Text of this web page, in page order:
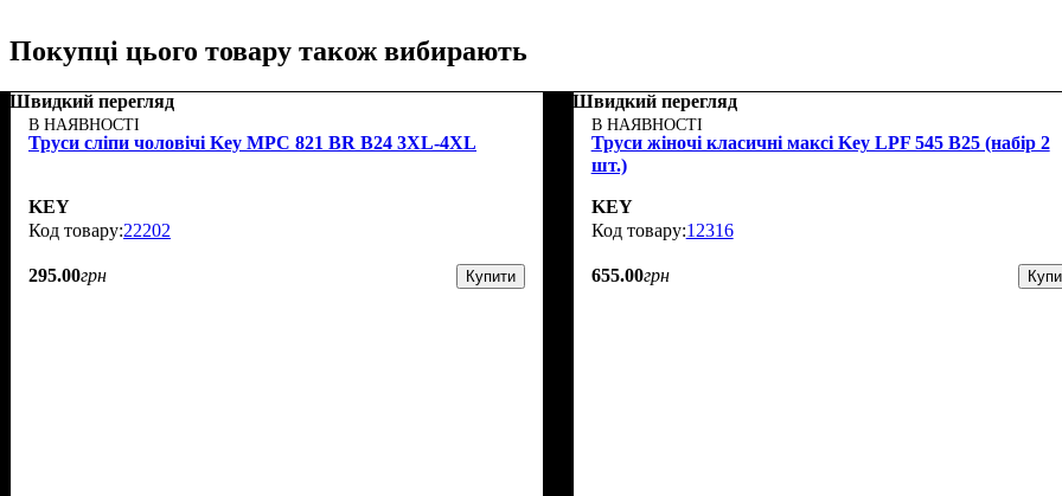
Покупці цього товару також вибирають
Швидкий перегляд
В НАЯВНОСТІ
Труси сліпи чоловічі Key MPC 821 BR B24 3XL-4XL
KEY
22202
295.00грн Купити
Швидкий перегляд
В НАЯВНОСТІ
Труси жіночі класичні максі Key LPF 545 B25 (набір 2
шт.)
KEY
12316
655.00грн